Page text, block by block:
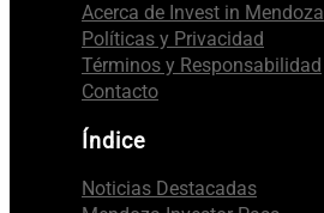
Acerca de Invest in Mendoza
Políticas y Privacidad
Términos y Responsabilidad
Contacto
Índice
Noticias Destacadas